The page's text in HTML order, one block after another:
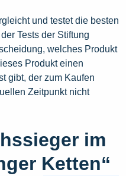
und testet die besten
Tests der Stiftung
welches Produkt
Produkt einen
gibt, der zum Kaufen
Zeitpunkt nicht
im
Ketten“